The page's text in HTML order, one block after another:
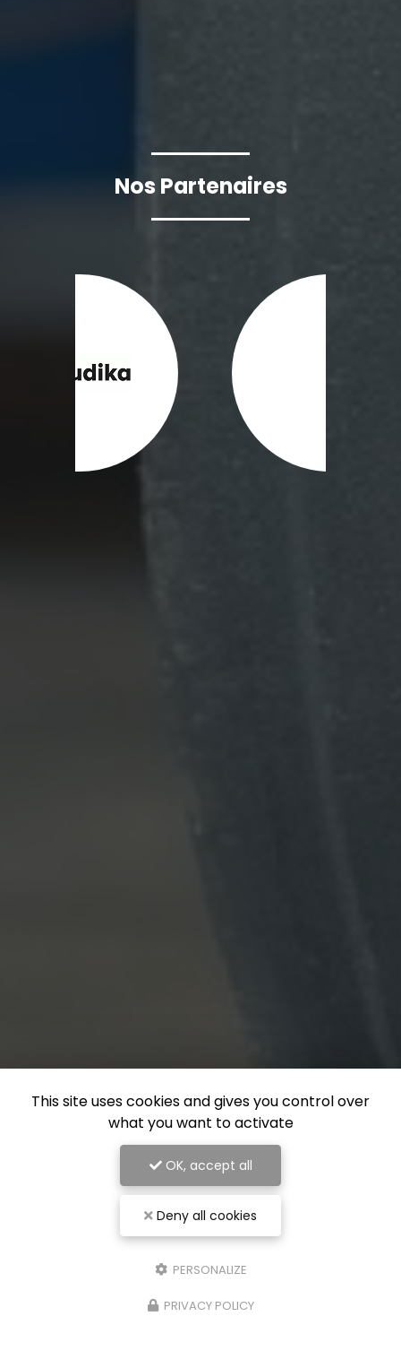
Nos Partenaires
This site uses cookies and gives you control over
what you want to activate
OK, accept all
Deny all cookies
PERSONALIZE
PRIVACY POLICY